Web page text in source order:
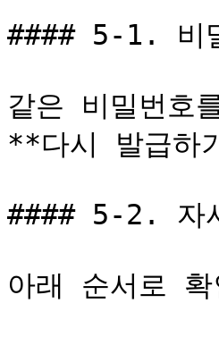
#### 5-1. 비
같은 비밀번
**다시 발급하
#### 5-2. 자
아래 순서로 확